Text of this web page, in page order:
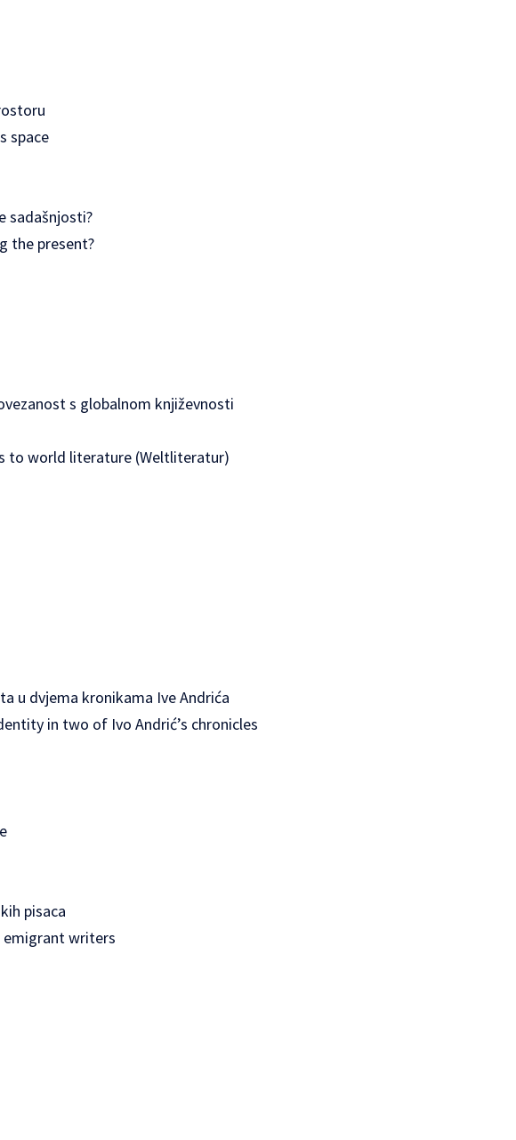
space
sadašnjosti?
the present?
s globalnom književnosti
to world literature (Weltliteratur)
u dvjema kronikama Ive Andrića
in two of Ivo Andrić’s chronicles
pisaca
emigrant writers